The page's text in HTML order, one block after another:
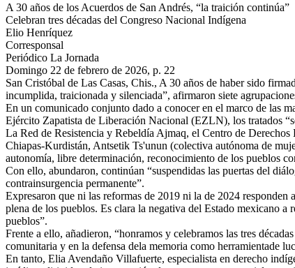
A 30 años de los Acuerdos de San Andrés, “la traición continúa”
Celebran tres décadas del Congreso Nacional Indígena
Elio Henríquez
Corresponsal
Periódico La Jornada
Domingo 22 de febrero de 2026, p. 22
San Cristóbal de Las Casas, Chis., A 30 años de haber sido
incumplida, traicionada y silenciada”, afirmaron siete
En un comunicado conjunto dado a conocer en el marco de las
Ejército Zapatista de Liberación Nacional (EZLN), los tratados
La Red de Resistencia y Rebeldía Ajmaq, el Centro de
Chiapas-Kurdistán, Antsetik Ts'unun (colectiva autónoma de
autonomía, libre determinación, reconocimiento de los pueblos
Con ello, abundaron, continúan “suspendidas las puertas del
contrainsurgencia permanente”.
Expresaron que ni las reformas de 2019 ni la de 2024 responden
plena de los pueblos. Es clara la negativa del Estado mexicano
pueblos”.
Frente a ello, añadieron, “honramos y celebramos las tres
comunitaria y en la defensa dela memoria como herramientade
En tanto, Elia Avendaño Villafuerte, especialista en derecho